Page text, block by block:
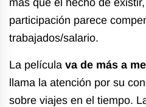
participación parece
trabajados/salario.
La película va de más a
llama la atención por su
sobre viajes en el tiempo.